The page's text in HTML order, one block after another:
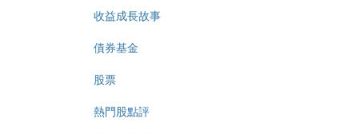
收益成長故事
債券基金
股票
熱門股點評